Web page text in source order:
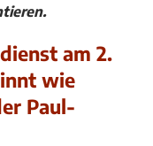
am 2.
wie
Paul-